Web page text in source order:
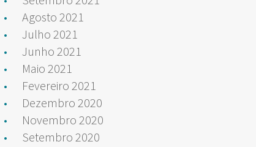
Agosto 2021
Julho 2021
Junho 2021
Maio 2021
Fevereiro 2021
Dezembro 2020
Novembro 2020
Setembro 2020